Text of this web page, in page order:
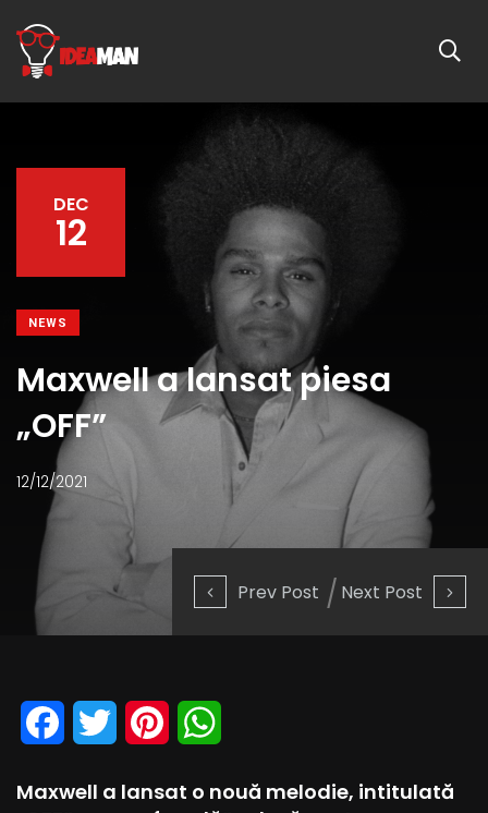
Prev Post Next Post
DEC
12
NEWS
Maxwell a lansat piesa
„OFF”
12/12/2021
Facebook
Twitter Pinterest
Maxwell a lansat o nouă melodie, intitulată